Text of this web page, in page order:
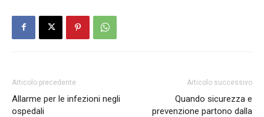
Articolo precedente
Allarme per le infezioni negli
ospedali
Articolo successivo
Quando sicurezza e
prevenzione partono dalla